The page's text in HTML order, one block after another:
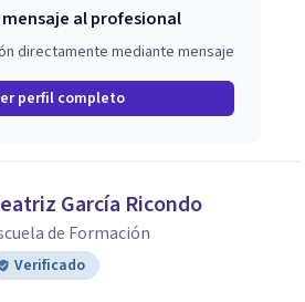
mensaje al profesional
directamente mediante mensaje
perfil completo
García Ricondo
de Formación
Verificado